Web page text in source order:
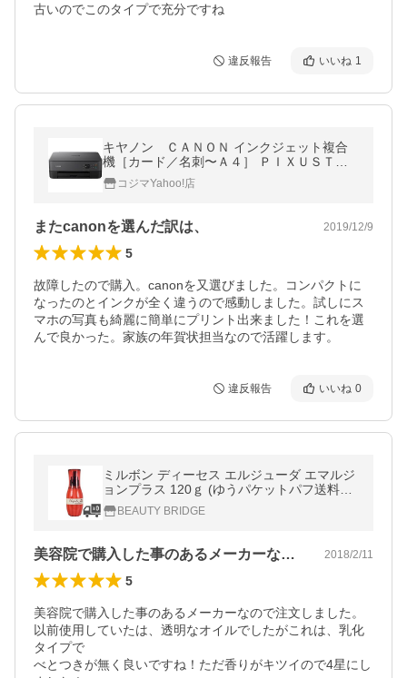
古いのでこのタイプで充分ですね
違反報告 いいね 1
キヤノン ＣＡＮＯＮ インクジェット複合
機［カード／名刺〜Ａ４］ ＰＩＸＵＳＴＳ
５３３０ＢＫ
コジマYahoo!店
またcanonを選んだ訳は、 2019/12/9
5
故障したので購入。canonを又選びました。コンパクトに
なったのとインクが全く違うので感動しました。試しにス
マホの写真も綺麗に簡単にプリント出来ました！これを選
んで良かった。家族の年賀状担当なので活躍します。
違反報告 いいね 0
ミルボン ディーセス エルジューダ エマルジ
ョンプラス 120ｇ (ゆうパケットパフ送料無
料) 爆買
BEAUTY BRIDGE
美容院で購入した事のあるメーカーなので… 2018/2/11
5
美容院で購入した事のあるメーカーなので注文しました。
以前使用していたは、透明なオイルでしたがこれは、乳化
タイプで
べとつきが無く良いですね！ただ香りがキツイので4星にし